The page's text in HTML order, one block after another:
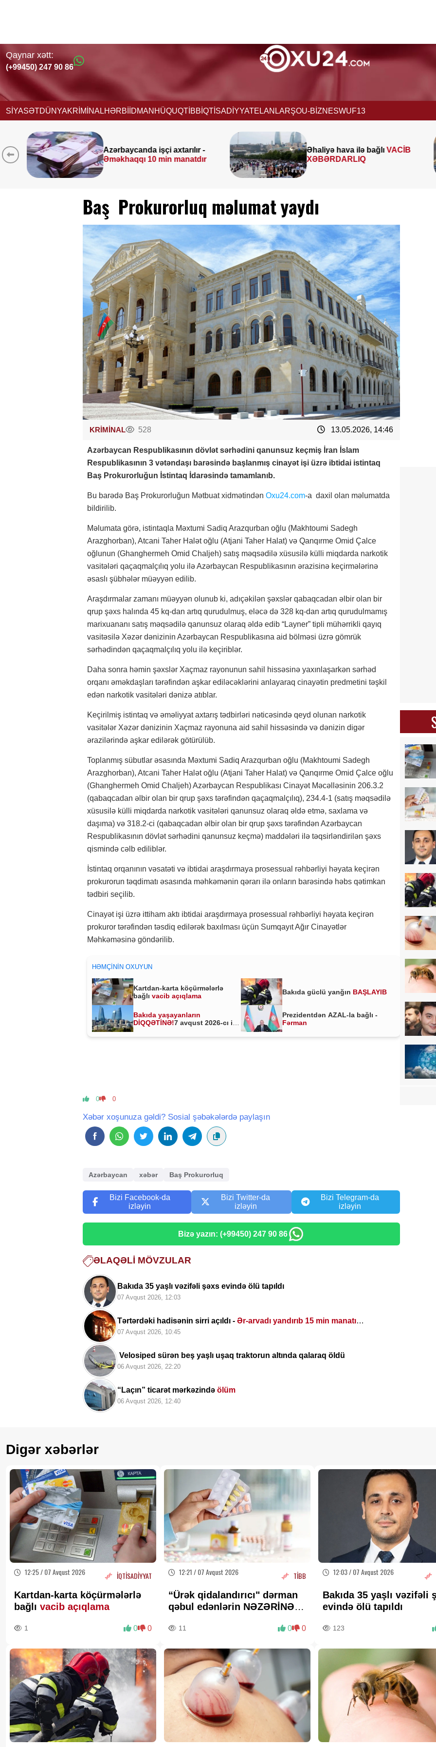
Qaynar xətt:
(+99450) 247 90 86
SİYASƏTDÜNYAKRİMİNAL HƏRBİİDMANHÜQUQTİBBİQTİSADİYYATELANLARŞOU-BİZNESWUF13
-
Əhaliyə hava ilə bağlıVACİB
XƏBƏRDARLIQ
Paytaxtın bəzi küçələrində
sıxlıqmüşahidə olunur
Baş Prokurorluq məlumat yaydı
KRİMİNAL 528 13.05.2026, 14:46
Azərbaycan Respublikasının dövlət sərhədini qanunsuz keçmiş İran İslam
Respublikasının 3 vətəndaşı barəsində başlanmış cinayət işi üzrə ibtidai istintaq
Baş Prokurorluğun İstintaq İdarəsində tamamlanıb.
Bu barədə Baş Prokurorluğun Mətbuat xidmətindənOxu24.com-a daxil olan məlumatda
bildirilib.
Məlumata görə, istintaqla Məxtumi Sadiq Arazqurban oğlu (Makhtoumi Sadegh
Arazghorban), Atcani Taher Halət oğlu (Atjani Taher Halat) və Qanqırme Omid Çalce
oğlunun (Ghanghermeh Omid Chaljeh) satış məqsədilə xüsusilə külli miqdarda narkotik
vasitələri qaçaqmalçılıq yolu ilə Azərbaycan Respublikasının ərazisinə keçirmələrinə
əsaslı şübhələr müəyyən edilib.
Araşdırmalar zamanı müəyyən olunub ki, adıçəkilən şəxslər qabaqcadan əlbir olan bir
qrup şəxs halında 45 kq-dan artıq qurudulmuş, eləcə də 328 kq-dan artıq qurudulmamış
marixuananı satış məqsədilə qanunsuz olaraq əldə edib “Layner” tipli mühərrikli qayıq
vasitəsilə Xəzər dənizinin Azərbaycan Respublikasına aid bölməsi üzrə gömrük
sərhədindən qaçaqmalçılıq yolu ilə keçiriblər.
Daha sonra həmin şəxslər Xaçmaz rayonunun sahil hissəsinə yaxınlaşarkən sərhəd
orqanı əməkdaşları tərəfindən aşkar ediləcəklərini anlayaraq cinayətin predmetini təşkil
edən narkotik vasitələri dənizə atıblar.
Keçirilmiş istintaq və əməliyyat axtarış tədbirləri nəticəsində qeyd olunan narkotik
vasitələr Xəzər dənizinin Xaçmaz rayonuna aid sahil hissəsində və dənizin digər
ərazilərində aşkar edilərək götürülüb.
Toplanmış sübutlar əsasında Məxtumi Sadiq Arazqurban oğlu (Makhtoumi Sadegh
Arazghorban), Atcani Taher Halət oğlu (Atjani Taher Halat) və Qanqırme Omid Çalce oğlu
(Ghanghermeh Omid Chaljeh) Azərbaycan Respublikası Cinayət Məcəlləsinin 206.3.2
(qabaqcadan əlbir olan bir qrup şəxs tərəfindən qaçaqmalçılıq), 234.4-1 (satış məqsədilə
xüsusilə külli miqdarda narkotik vasitələri qanunsuz olaraq əldə etmə, saxlama və
daşıma) və 318.2-ci (qabaqcadan əlbir olan bir qrup şəxs tərəfindən Azərbaycan
Respublikasının dövlət sərhədini qanunsuz keçmə) maddələri ilə təqsirləndirilən şəxs
qismində cəlb ediliblər.
İstintaq orqanının vəsatəti və ibtidai araşdırmaya prosessual rəhbərliyi həyata keçirən
prokurorun təqdimatı əsasında məhkəmənin qərarı ilə onların barəsində həbs qətimkan
tədbiri seçilib.
Cinayət işi üzrə ittiham aktı ibtidai araşdırmaya prosessual rəhbərliyi həyata keçirən
prokuror tərəfindən təsdiq edilərək baxılması üçün Sumqayıt Ağır Cinayətlər
Məhkəməsinə göndərilib.
HƏMÇININ OXUYUN
Kartdan-karta köçürmələrlə
bağlıvacib açıqlama Bakıda güclü yanğın BAŞLAYIB
Bakıda yaşayanların
DİQQƏTİNƏ!7 avqust 2026-cı il
Prezidentdən AZAL-la bağlı -
Fərman
0 0
Xəbər xoşunuza gəldi? Sosial şəbəkələrdə paylaşın
Azərbaycan xəbər Baş Prokurorluq
Bizi Facebook-da
izləyin
Bizi Twitter-da
izləyin
Bizi Telegram-da
izləyin
Bizə yazın: (+99450) 247 90 86
ƏLAQƏLI MÖVZULAR
Bakıda 35 yaşlı vəzifəli şəxs evində ölü tapıldı
07 Avqust 2026, 12:03
Tərtərdəki hadisənin sirri açıldı - Ər-arvadı yandırıb 15 min manatı
oğurlayıbmış
07 Avqust 2026, 10:45
Velosiped sürən beş yaşlı uşaq traktorun altında qalaraq öldü
06 Avqust 2026, 22:20
“Laçın” ticarət mərkəzindəölüm
06 Avqust 2026, 12:40
Digər xəbərlər
12:25 / 07 Avqust 2026 İQTİSADİYYAT
Kartdan-karta köçürmələrlə
bağlı vacib açıqlama
1 0 0
12:21 / 07 Avqust 2026 TİBB
“Ürək qidalandırıcı" dərman
qəbul edənlərin NƏZƏRİNƏ -
XƏBƏRDARLIQ
11 0 0
12:03 / 07 Avqust 2026
Bakıda 35 yaşlı vəzifəli
evində ölü tapıldı
123